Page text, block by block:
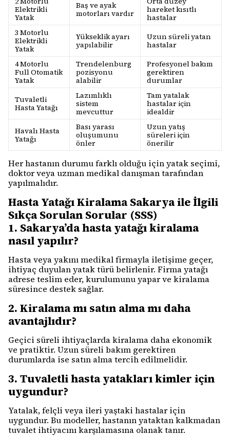
Elektrikli
Yatak
Baş ve ayak
motorları vardır
hareket kısıtlı
hastalar
3 Motorlu
Elektrikli
Yatak
Yükseklik ayarı
yapılabilir
Uzun süreli yatan
hastalar
4 Motorlu
Full Otomatik
Yatak
Trendelenburg
pozisyonu
alabilir
Profesyonel bakım
gerektiren
durumlar
Tuvaletli
Hasta Yatağı
Lazımlıklı
sistem
mevcuttur
Tam yatalak
hastalar için
idealdir
Havalı Hasta
Yatağı
Bası yarası
oluşumunu
önler
Uzun yatış
süreleri için
önerilir
Her hastanın durumu farklı olduğu için yatak seçimi,
doktor veya uzman medikal danışman tarafından
yapılmalıdır.
Hasta Yatağı Kiralama Sakarya ile İlgili
Sıkça Sorulan Sorular (SSS)
1. Sakarya’da hasta yatağı kiralama
nasıl yapılır?
Hasta veya yakını medikal firmayla iletişime geçer,
ihtiyaç duyulan yatak türü belirlenir. Firma yatağı
adrese teslim eder, kurulumunu yapar ve kiralama
süresince destek sağlar.
2. Kiralama mı satın alma mı daha
avantajlıdır?
Geçici süreli ihtiyaçlarda kiralama daha ekonomik
ve pratiktir. Uzun süreli bakım gerektiren
durumlarda ise satın alma tercih edilmelidir.
3. Tuvaletli hasta yatakları kimler için
uygundur?
Yatalak, felçli veya ileri yaştaki hastalar için
uygundur. Bu modeller, hastanın yataktan kalkmadan
tuvalet ihtiyacını karşılamasına olanak tanır.